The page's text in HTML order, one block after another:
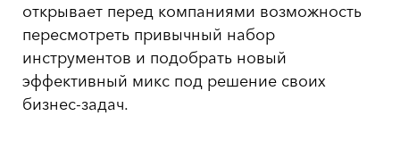
открывает перед компаниями возможность
пересмотреть привычный набор
инструментов и подобрать новый
эффективный микс под решение своих
бизнес-задач.